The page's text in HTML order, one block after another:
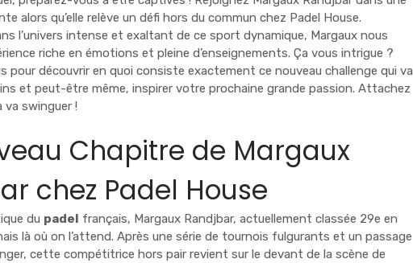
alors qu’elle relève un défi hors du commun chez Padel House.
l’univers intense et exaltant de ce sport dynamique, Margaux nous
riche en émotions et pleine d’enseignements. Ça vous intrigue ?
pour découvrir en quoi consiste exactement ce nouveau challenge qui va
et peut-être même, inspirer votre prochaine grande passion. Attachez
va swinguer !
Chapitre de Margaux
chez Padel House
du padel
français, Margaux Randjbar, actuellement classée 29e en
là où on l’attend. Après une série de tournois fulgurants et un passage
cette compétitrice hors pair revient sur le devant de la scène de